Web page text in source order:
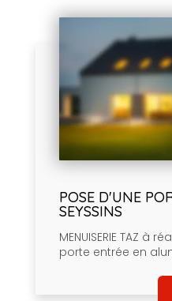
POSE D'UNE
SEYSSINS
MENUISERIE TAZ à
porte entrée en